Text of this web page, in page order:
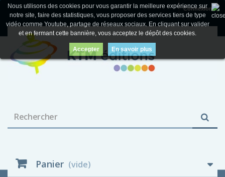
Connexion
Panier (vide)
Nous utilisons des cookies pour vous garantir la meilleure expérience sur
notre site, faire des statistiques, vous proposer des services tiers de type
vidéo comme Youtube, partage de réseaux sociaux. En cliquant sur valider
et en fermant cette bannière, vous acceptez le dépôt des cookies.
Accepter En savoir plus